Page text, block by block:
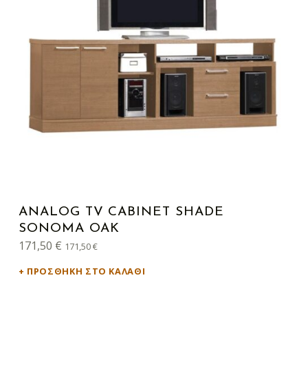
ANALOG TV CABINET SHADE
SONOMA OAK
171,50 € 171,50€
ΠΡΟΣΘΉΚΗ ΣΤΟ ΚΑΛΆΘΙ